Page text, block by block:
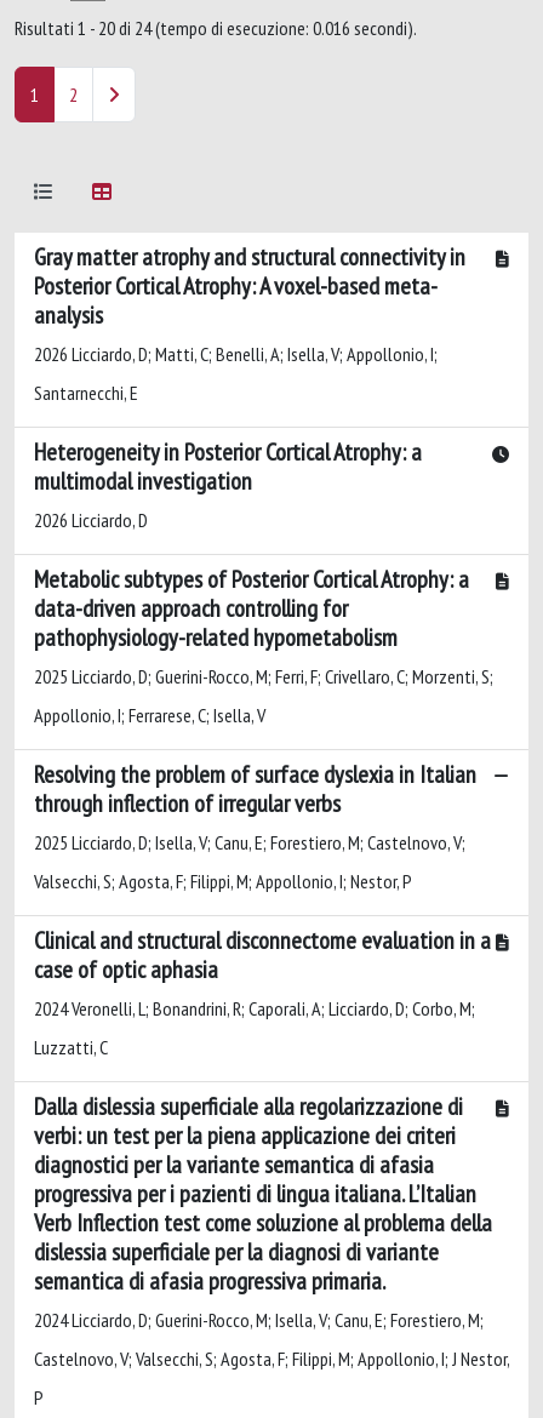
Risultati 1 - 20 di 24 (tempo di esecuzione: 0.016 secondi).
1 2
Gray matter atrophy and structural connectivity in
Posterior Cortical Atrophy: A voxel-based meta-
analysis
2026 Licciardo, D; Matti, C; Benelli, A; Isella, V; Appollonio, I;
Santarnecchi, E
Heterogeneity in Posterior Cortical Atrophy: a
multimodal investigation
2026 Licciardo, D
Metabolic subtypes of Posterior Cortical Atrophy: a
data-driven approach controlling for
pathophysiology-related hypometabolism
2025 Licciardo, D; Guerini-Rocco, M; Ferri, F; Crivellaro, C; Morzenti, S;
Appollonio, I; Ferrarese, C; Isella, V
Resolving the problem of surface dyslexia in Italian
through inflection of irregular verbs
2025 Licciardo, D; Isella, V; Canu, E; Forestiero, M; Castelnovo, V;
Valsecchi, S; Agosta, F; Filippi, M; Appollonio, I; Nestor, P
Clinical and structural disconnectome evaluation in a
case of optic aphasia
2024 Veronelli, L; Bonandrini, R; Caporali, A; Licciardo, D; Corbo, M;
Luzzatti, C
Dalla dislessia superficiale alla regolarizzazione di
verbi: un test per la piena applicazione dei criteri
diagnostici per la variante semantica di afasia
progressiva per i pazienti di lingua italiana. L’Italian
Verb Inflection test come soluzione al problema della
dislessia superficiale per la diagnosi di variante
semantica di afasia progressiva primaria.
2024 Licciardo, D; Guerini-Rocco, M; Isella, V; Canu, E; Forestiero, M;
Castelnovo, V; Valsecchi, S; Agosta, F; Filippi, M; Appollonio, I; J Nestor,
P